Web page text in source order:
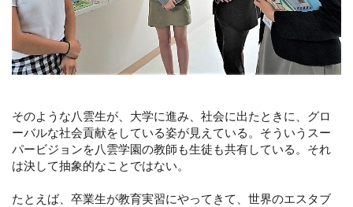
そのような八雲生が、大学に進み、社会に出たときに、グロ
ーバルな社会貢献をしている姿が見えている。そういうスー
パービジョンを八雲学園の教師も生徒も共有している。それ
は決して抽象的なことではない。
たとえば、卒業生が教育実習にやってきて、世界のエスタブ